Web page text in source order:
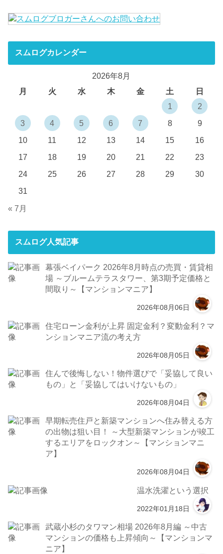
スムログカレンダー
2026年8月
月
火 水 木 金 土
日
1
2
3
4 5 6 7 8
9
10
11 12 13 14 15
16
17
18 19 20 21 22
23
24
25 26 27 28 29
30
31
« 7月
スムログ人気記事
幕張ベイパーク 2026年8月時点の売買・賃貸相
場 ～ブルームテラスタワー、第3期予定価格と
間取り～【マンションマニア】
2026年08月06日
住宅ローン金利が上昇 固定金利？変動金利？マ
ンションマニア流の考え方
2026年08月05日
住んで後悔しない！物件選びで「妥協して良い
もの」と「妥協してはいけないもの」
2026年08月04日
早期転売住戸と新築マンションへ住み替える方
の出物は狙い目！ ～大型新築マンションが竣工
するエリアをロックオン～【マンションマニ
ア】
2026年08月04日
温水洗濯という選択
2022年01月18日
武蔵小杉のタワマン相場 2026年8月編 ～中古
マンションの価格も上昇傾向～【マンションマ
ニア】